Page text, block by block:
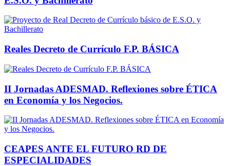
Reales Decreto de Currículo F.P. BÁSICA
II Jornadas ADESMAD. Reflexiones sobre ÉTICA
en Economía y los Negocios.
CEAPES ANTE EL FUTURO RD DE
ESPECIALIDADES